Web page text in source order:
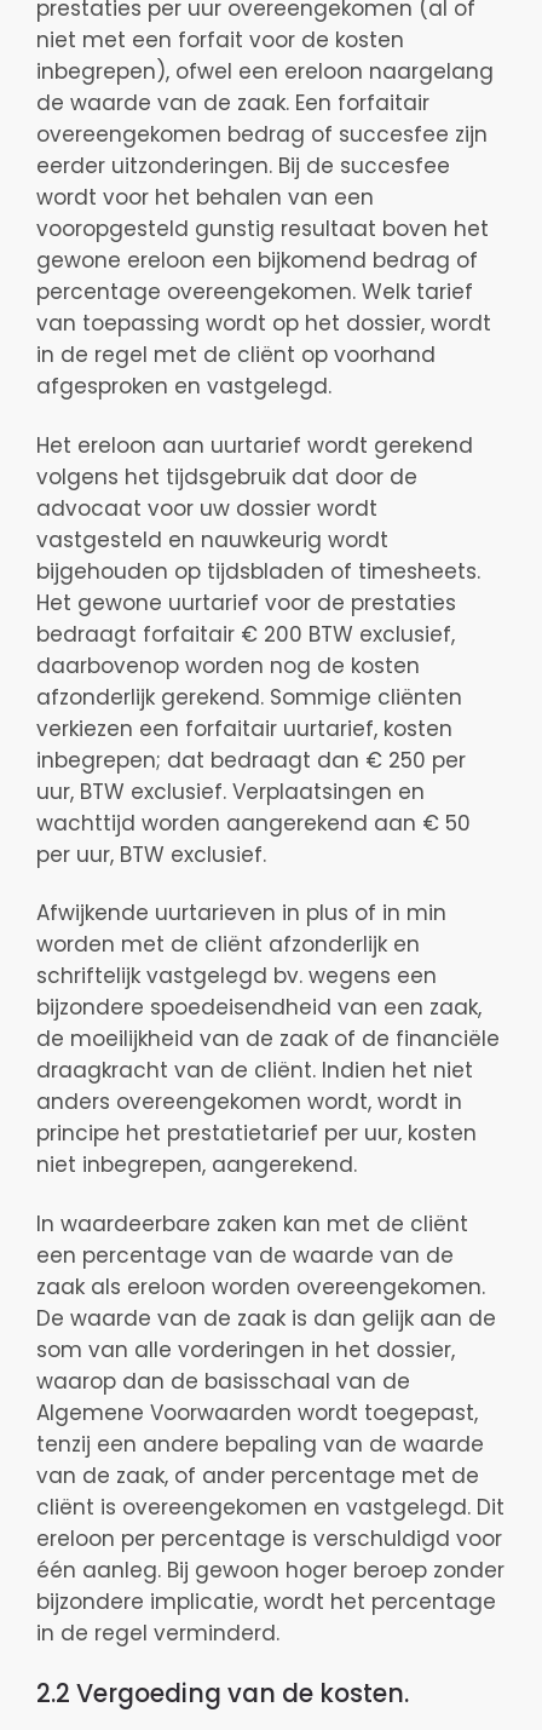
prestaties per uur overeengekomen (al of
niet met een forfait voor de kosten
inbegrepen), ofwel een ereloon naargelang
de waarde van de zaak. Een forfaitair
overeengekomen bedrag of succesfee zijn
eerder uitzonderingen. Bij de succesfee
wordt voor het behalen van een
vooropgesteld gunstig resultaat boven het
gewone ereloon een bijkomend bedrag of
percentage overeengekomen. Welk tarief
van toepassing wordt op het dossier, wordt
in de regel met de cliënt op voorhand
afgesproken en vastgelegd.
Het ereloon aan uurtarief wordt gerekend
volgens het tijdsgebruik dat door de
advocaat voor uw dossier wordt
vastgesteld en nauwkeurig wordt
bijgehouden op tijdsbladen of timesheets.
Het gewone uurtarief voor de prestaties
bedraagt forfaitair € 200 BTW exclusief,
daarbovenop worden nog de kosten
afzonderlijk gerekend. Sommige cliënten
verkiezen een forfaitair uurtarief, kosten
inbegrepen; dat bedraagt dan € 250 per
uur, BTW exclusief. Verplaatsingen en
wachttijd worden aangerekend aan € 50
per uur, BTW exclusief.
Afwijkende uurtarieven in plus of in min
worden met de cliënt afzonderlijk en
schriftelijk vastgelegd bv. wegens een
bijzondere spoedeisendheid van een zaak,
de moeilijkheid van de zaak of de financiële
draagkracht van de cliënt. Indien het niet
anders overeengekomen wordt, wordt in
principe het prestatietarief per uur, kosten
niet inbegrepen, aangerekend.
In waardeerbare zaken kan met de cliënt
een percentage van de waarde van de
zaak als ereloon worden overeengekomen.
De waarde van de zaak is dan gelijk aan de
som van alle vorderingen in het dossier,
waarop dan de basisschaal van de
Algemene Voorwaarden wordt toegepast,
tenzij een andere bepaling van de waarde
van de zaak, of ander percentage met de
cliënt is overeengekomen en vastgelegd. Dit
ereloon per percentage is verschuldigd voor
één aanleg. Bij gewoon hoger beroep zonder
bijzondere implicatie, wordt het percentage
in de regel verminderd.
2.2 Vergoeding van de kosten.